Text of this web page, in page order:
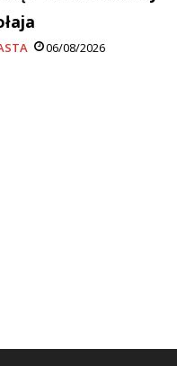
06/08/2026